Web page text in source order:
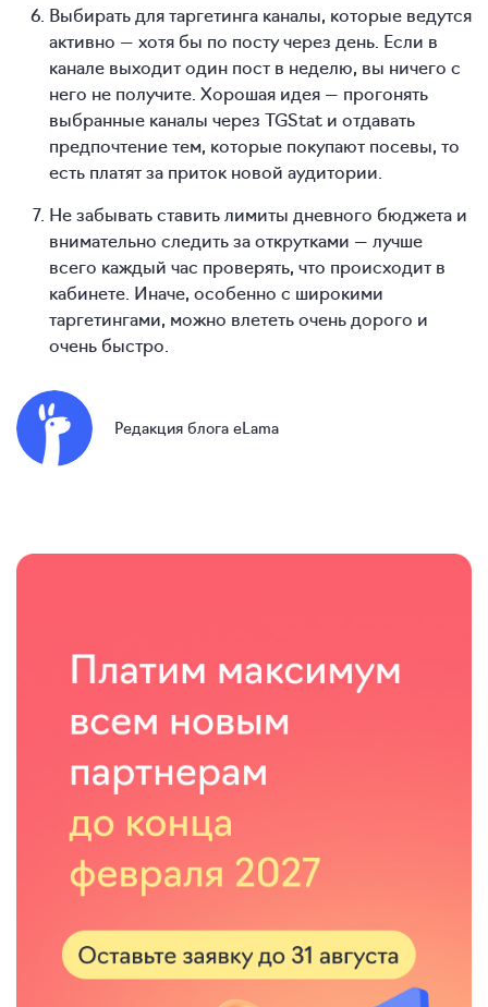
Выбирать для таргетинга каналы, которые ведутся
активно — хотя бы по посту через день. Если в
канале выходит один пост в неделю, вы ничего с
него не получите. Хорошая идея — прогонять
выбранные каналы через TGStat и отдавать
предпочтение тем, которые покупают посевы, то
есть платят за приток новой аудитории.
Не забывать ставить лимиты дневного бюджета и
внимательно следить за открутками — лучше
всего каждый час проверять, что происходит в
кабинете. Иначе, особенно с широкими
таргетингами, можно влететь очень дорого и
очень быстро.
Редакция блога eLama